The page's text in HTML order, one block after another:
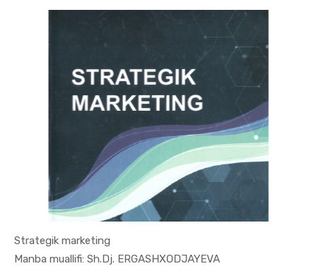
Strategik marketing
Manba muallifi: Sh.Dj. ERGASHXODJAYEVA
In Marketi...